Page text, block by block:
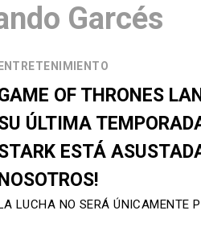
Garcés
ENTRETENIMIENTO
OF THRONES
ÚLTIMA
ESTÁ
NOSOTROS!
LUCHA NO SERÁ ÚNICAMENTE